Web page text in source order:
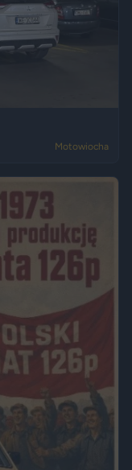
Motowiocha